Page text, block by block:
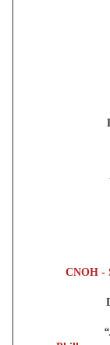
CNOH -